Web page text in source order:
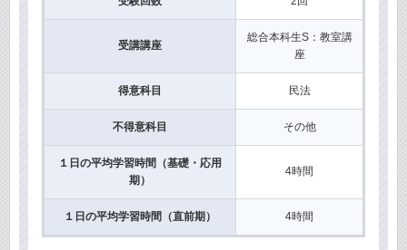
受講講座
総合本科生S：教室講
座
得意科目 民法
不得意科目 その他
１日の平均学習時間（基礎・応用
期）
4時間
１日の平均学習時間（直前期） 4時間